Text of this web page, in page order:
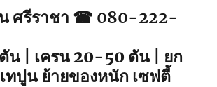
น ศรีราชา ☎ 080-222-
น | เครน 20-50 ตัน | ยก
เทปูน ย้ายของหนัก เซฟตี้